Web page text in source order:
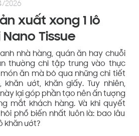
2026
xuất xong 1 lô
Tissue
nhà hàng, quán ăn hay chuỗi
thường chỉ tập trung vào thực
ăn mà bỏ qua những chi tiết
khăn ướt, khăn giấy. Tuy nhiên,
lại góp phần tạo nên ấn tượng
mắt khách hàng. Và khi quyết
phổ biến nhất luôn là: bao lâu
khăn ướt?